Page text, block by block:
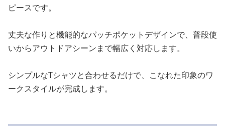
ピースです。
丈夫な作りと機能的なパッチポケットデザインで、普段使
いからアウトドアシーンまで幅広く対応します。
シンプルなTシャツと合わせるだけで、こなれた印象のワ
ークスタイルが完成します。